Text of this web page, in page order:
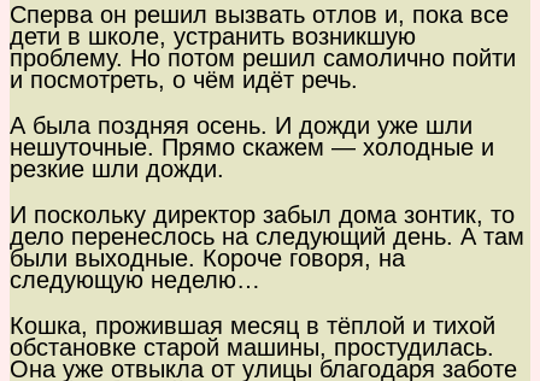
Сперва он решил вызвать отлов и, пока все
дети в школе, устранить возникшую
проблему. Но потом решил самолично пойти
и посмотреть, о чём идёт речь.
А была поздняя осень. И дожди уже шли
нешуточные. Прямо скажем — холодные и
резкие шли дожди.
И поскольку директор забыл дома зонтик, то
дело перенеслось на следующий день. А там
были выходные. Короче говоря, на
следующую неделю…
Кошка, прожившая месяц в тёплой и тихой
обстановке старой машины, простудилась.
Она уже отвыкла от улицы благодаря заботе